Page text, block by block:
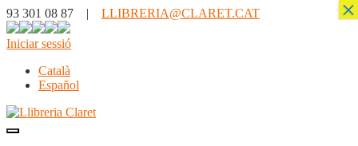
93 301 08 87 | LLIBRERIA@CLARET.CAT
Iniciar sessió
Català
Español
×